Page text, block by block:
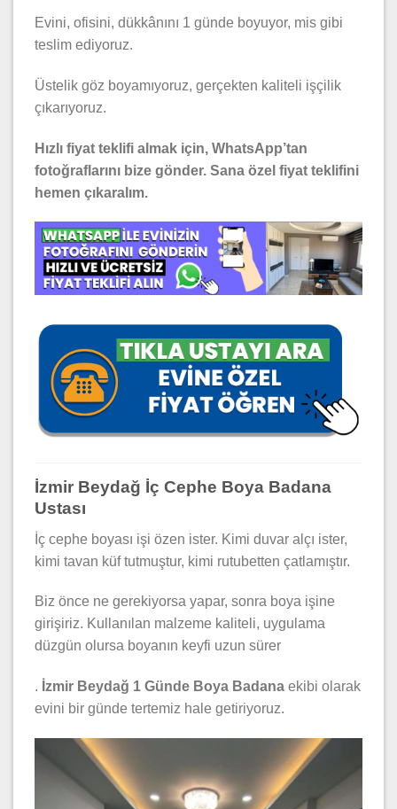
Evini, ofisini, dükkânını 1 günde boyuyor, mis gibi
teslim ediyoruz.
Üstelik göz boyamıyoruz, gerçekten kaliteli işçilik
çıkarıyoruz.
Hızlı fiyat teklifi almak için, WhatsApp’tan
fotoğraflarını bize gönder. Sana özel fiyat teklifini
hemen çıkaralım.
İzmir Beydağ İç Cephe Boya Badana
Ustası
İç cephe boyası işi özen ister. Kimi duvar alçı ister,
kimi tavan küf tutmuştur, kimi rutubetten çatlamıştır.
Biz önce ne gerekiyorsa yapar, sonra boya işine
girişiriz. Kullanılan malzeme kaliteli, uygulama
düzgün olursa boyanın keyfi uzun sürer
. İzmir Beydağ 1 Günde Boya Badana ekibi olarak
evini bir günde tertemiz hale getiriyoruz.